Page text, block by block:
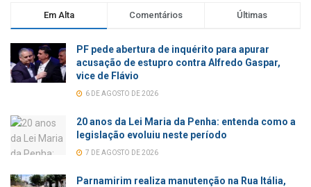
Em Alta Comentários Últimas
PF pede abertura de inquérito para apurar
acusação de estupro contra Alfredo Gaspar,
vice de Flávio
6 DE AGOSTO DE 2026
20 anos da Lei Maria da Penha: entenda como a
legislação evoluiu neste período
7 DE AGOSTO DE 2026
Parnamirim realiza manutenção na Rua Itália,